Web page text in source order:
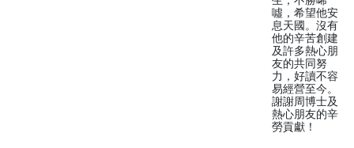
噓，希望他安
息天國。沒有
他的辛苦創建
及許多熱心朋
友的共同努
力，好讀不容
易經營至今。
謝謝周博士及
熱心朋友的辛
勞貢獻！